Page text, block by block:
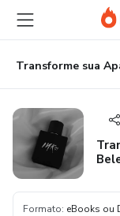
para
conteúdo
principal
para
pagamento
para
rodapé
Formato: eBooks ou